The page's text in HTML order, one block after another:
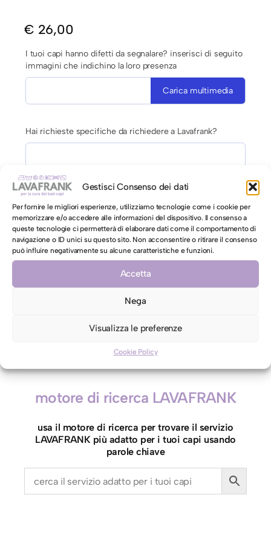
Gestisci Consenso dei dati
Per fornire le migliori esperienze, utilizziamo tecnologie come i cookie per
memorizzare e/o accedere alle informazioni del dispositivo. Il consenso a
queste tecnologie ci permetterà di elaborare dati come il comportamento di
navigazione o ID unici su questo sito. Non acconsentire o ritirare il consenso
può influire negativamente su alcune caratteristiche e funzioni.
Accetta
Nega
Visualizza le preferenze
Cookie Policy
€ 26,00
I tuoi capi hanno difetti da segnalare? inserisci di seguito
immagini che indichino la loro presenza
Carica multimedia
Hai richieste specifiche da richiedere a Lavafrank?
AUTORIZZAZIONE AL LAVAGGIO CON ACQUA PER CAPI
CONTRO ETICHETTA INDICANTI LAVAGGIO A SECCO
Autorizzo il lavaggio con acqua per il mio capo
contro etichetta indicante lavaggio a secco
s
o
l
Aggiungi al carrello
motore di ricerca LAVAFRANK
usa il motore di ricerca per trovare il servizio
LAVAFRANK più adatto per i tuoi capi usando
parole chiave